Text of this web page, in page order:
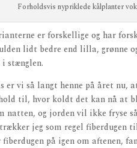
Forholdsvis nypriklede kålplanter
er forskellige og har
lidt bedre end lilla, grønne
stænglen.
er vi så langt henne på året nu,
til, hvor koldt det kan nå at
natten, og jorden vil ikke fryse
jeg som regel fiberdugen
på igen om aftenen,